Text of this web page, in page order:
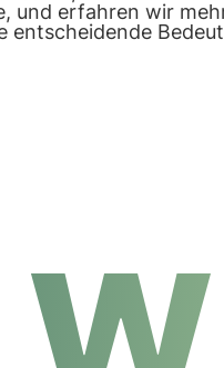
und erfahren wir
entscheidende